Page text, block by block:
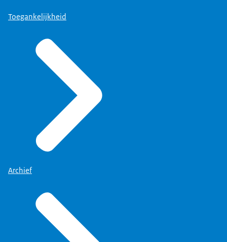
Toegankelijkheid
Archief